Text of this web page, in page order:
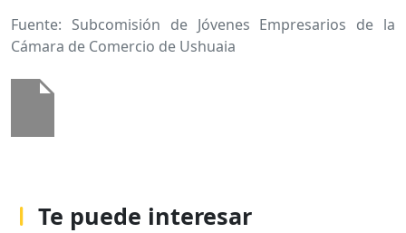
Fuente: Subcomisión de Jóvenes Empresarios de la
Cámara de Comercio de Ushuaia
Te puede interesar